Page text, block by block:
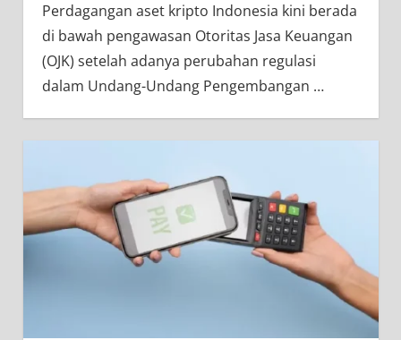
Perdagangan aset kripto Indonesia kini berada
di bawah pengawasan Otoritas Jasa Keuangan
(OJK) setelah adanya perubahan regulasi
dalam Undang-Undang Pengembangan …